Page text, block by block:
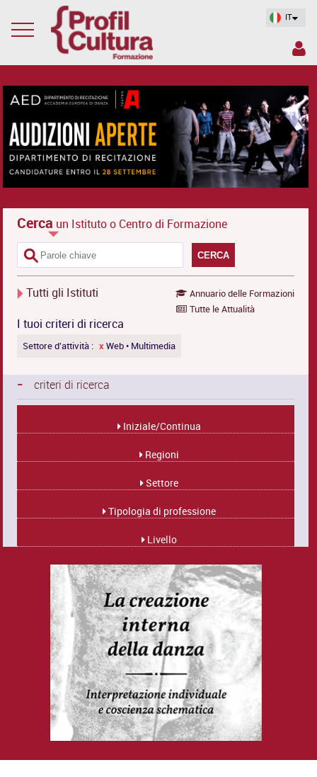
IT
Cerca un Istituto o Centro di Formazione
CERCA
Tutti gli Istituti
Annuario delle Formazioni
Tutte le Attualità
I tuoi criteri di ricerca
Settore d'attività : x Web • Multimedia
- criteri di ricerca
Iniziale/Continua
Regioni
Settore
Tipologia di professione
Livello